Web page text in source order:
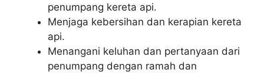
penumpang kereta api.
Menjaga kebersihan dan kerapian kereta
api.
Menangani keluhan dan pertanyaan dari
penumpang dengan ramah dan